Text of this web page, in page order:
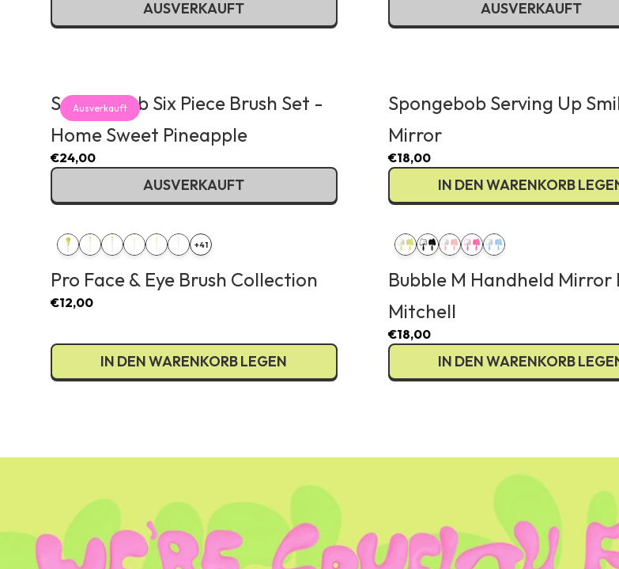
AUSVERKAUFT AUSVERKAUFT
Spongebob Six Piece Brush Set -
Home Sweet Pineapple
€24,00
AUSVERKAUFT
Ausverkauft
Spongebob Serving Up
Mirror
€18,00
IN DEN WARENKORB
+41
Pro Face & Eye Brush Collection
€12,00
IN DEN WARENKORB LEGEN
Bubble M Handheld Mirror
Mitchell
€18,00
IN DEN WARENKORB